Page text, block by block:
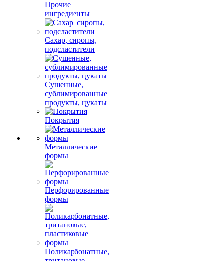
Прочие
ингредиенты
Сахар, сиропы,
подсластители
Сушенные,
сублимированные
продукты, цукаты
Покрытия
Металлические
формы
Перфорированные
формы
Поликарбонатные,